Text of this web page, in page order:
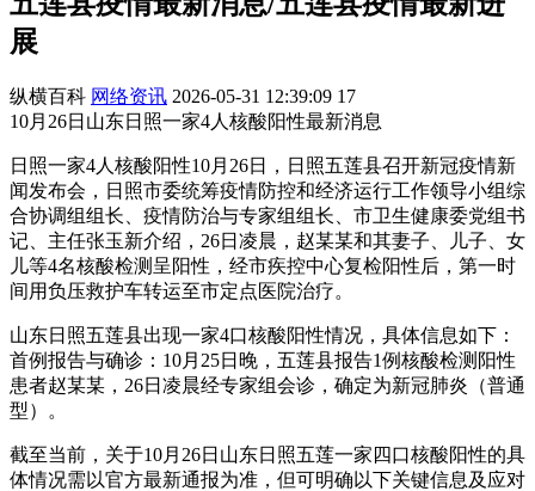
展
纵横百科 网络资讯 2026-05-31 12:39:09 17
10月26日山东日照一家4人核酸阳性最新消息
日照一家4人核酸阳性10月26日，日照五莲县召开新冠疫情新
闻发布会，日照市委统筹疫情防控和经济运行工作领导小组综
合协调组组长、疫情防治与专家组组长、市卫生健康委党组书
记、主任张玉新介绍，26日凌晨，赵某某和其妻子、儿子、女
儿等4名核酸检测呈阳性，经市疾控中心复检阳性后，第一时
间用负压救护车转运至市定点医院治疗。
山东日照五莲县出现一家4口核酸阳性情况，具体信息如下：
首例报告与确诊：10月25日晚，五莲县报告1例核酸检测阳性
患者赵某某，26日凌晨经专家组会诊，确定为新冠肺炎（普通
型）。
截至当前，关于10月26日山东日照五莲一家四口核酸阳性的具
体情况需以官方最新通报为准，但可明确以下关键信息及应对